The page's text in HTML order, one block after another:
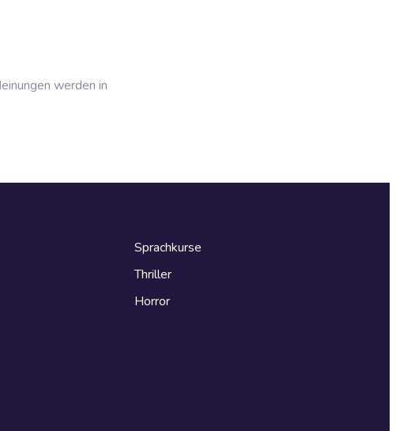
werden in
Sprachkurse
Thriller
Horror